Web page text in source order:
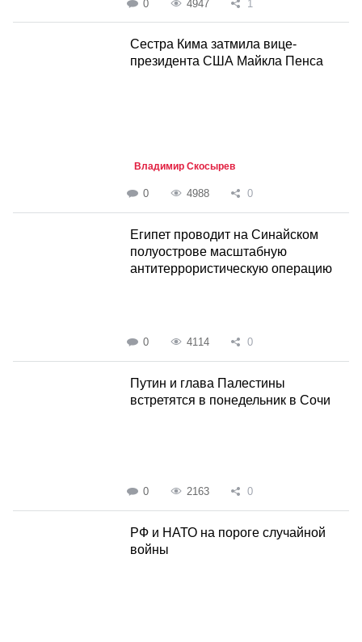
0 4947 1
Сестра Кима затмила вице-
президента США Майкла Пенса
Владимир Скосырев
0 4988 0
Египет проводит на Синайском
полуострове масштабную
антитеррористическую операцию
0 4114 0
Путин и глава Палестины
встретятся в понедельник в Сочи
0 2163 0
РФ и НАТО на пороге случайной
войны